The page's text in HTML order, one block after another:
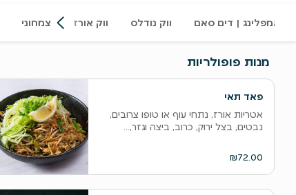
| דאמפלינג | דים סאם ווק נודלס ווק אורז צמחוני
מנות פופולריות
פאד תאי
אטריות אורז, נתחי עוף או טופו צרובים,
נבטים, בצל ירוק, כרוב, ביצה וגזר,...
₪72.00